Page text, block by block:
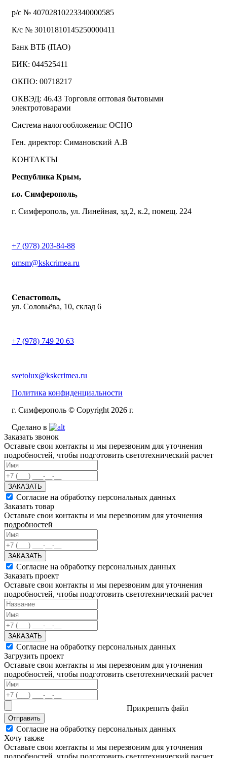
р/с № 40702810223340000585
К/с № 30101810145250000411
Банк ВТБ (ПАО)
БИК: 044525411
ОКПО: 00718217
ОКВЭД: 46.43 Торговля оптовая бытовыми
электротоварами
Система налогообложения: ОСНО
Ген. директор: Симановский А.В
КОНТАКТЫ
Республика Крым,
г.о. Симферополь,
г. Симферополь, ул. Линейная, зд.2, к.2, помещ. 224
+7 (978) 203-84-88
omsm@kskcrimea.ru
Севастополь,
ул. Соловьёва, 10, склад 6
+7 (978) 749 20 63
svetolux@kskcrimea.ru
Политика конфиденциальности
г. Симферополь © Copyright 2026 г.
Сделано в
Заказать звонок
Оставьте свои контакты и мы перезвоним для уточнения
подробностей, чтобы подготовить светотехнический расчет
ЗАКАЗАТЬ
Согласие на обработку персональных данных
Заказать товар
Оставьте свои контакты и мы перезвоним для уточнения
подробностей
ЗАКАЗАТЬ
Согласие на обработку персональных данных
Заказать проект
Оставьте свои контакты и мы перезвоним для уточнения
подробностей, чтобы подготовить светотехнический расчет
ЗАКАЗАТЬ
Согласие на обработку персональных данных
Загрузить проект
Оставьте свои контакты и мы перезвоним для уточнения
подробностей, чтобы подготовить светотехнический расчет
Прикрепить файл
Отправить
Согласие на обработку персональных данных
Хочу также
Оставьте свои контакты и мы перезвоним для уточнения
подробностей, чтобы подготовить светотехнический расчет